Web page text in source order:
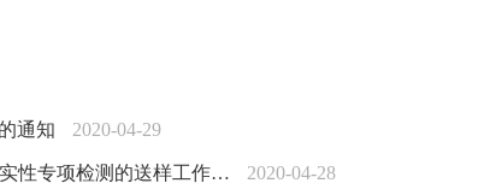
通知 2020-04-29
性专项检测的送样工作… 2020-04-28